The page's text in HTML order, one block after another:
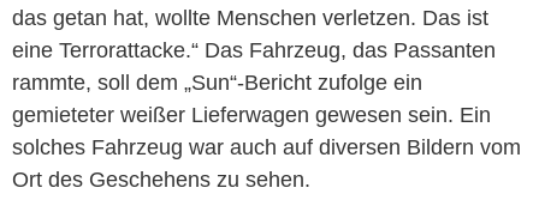
das getan hat, wollte Menschen verletzen. Das ist
eine Terrorattacke.“ Das Fahrzeug, das Passanten
rammte, soll dem „Sun“-Bericht zufolge ein
gemieteter weißer Lieferwagen gewesen sein. Ein
solches Fahrzeug war auch auf diversen Bildern vom
Ort des Geschehens zu sehen.